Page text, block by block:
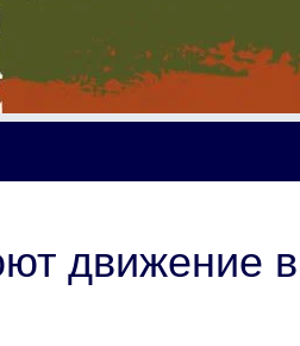
движение